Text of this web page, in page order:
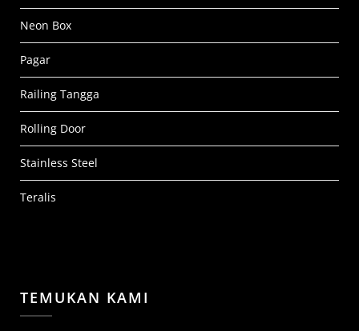
Neon Box
Pagar
Railing Tangga
Rolling Door
Stainless Steel
Teralis
TEMUKAN KAMI